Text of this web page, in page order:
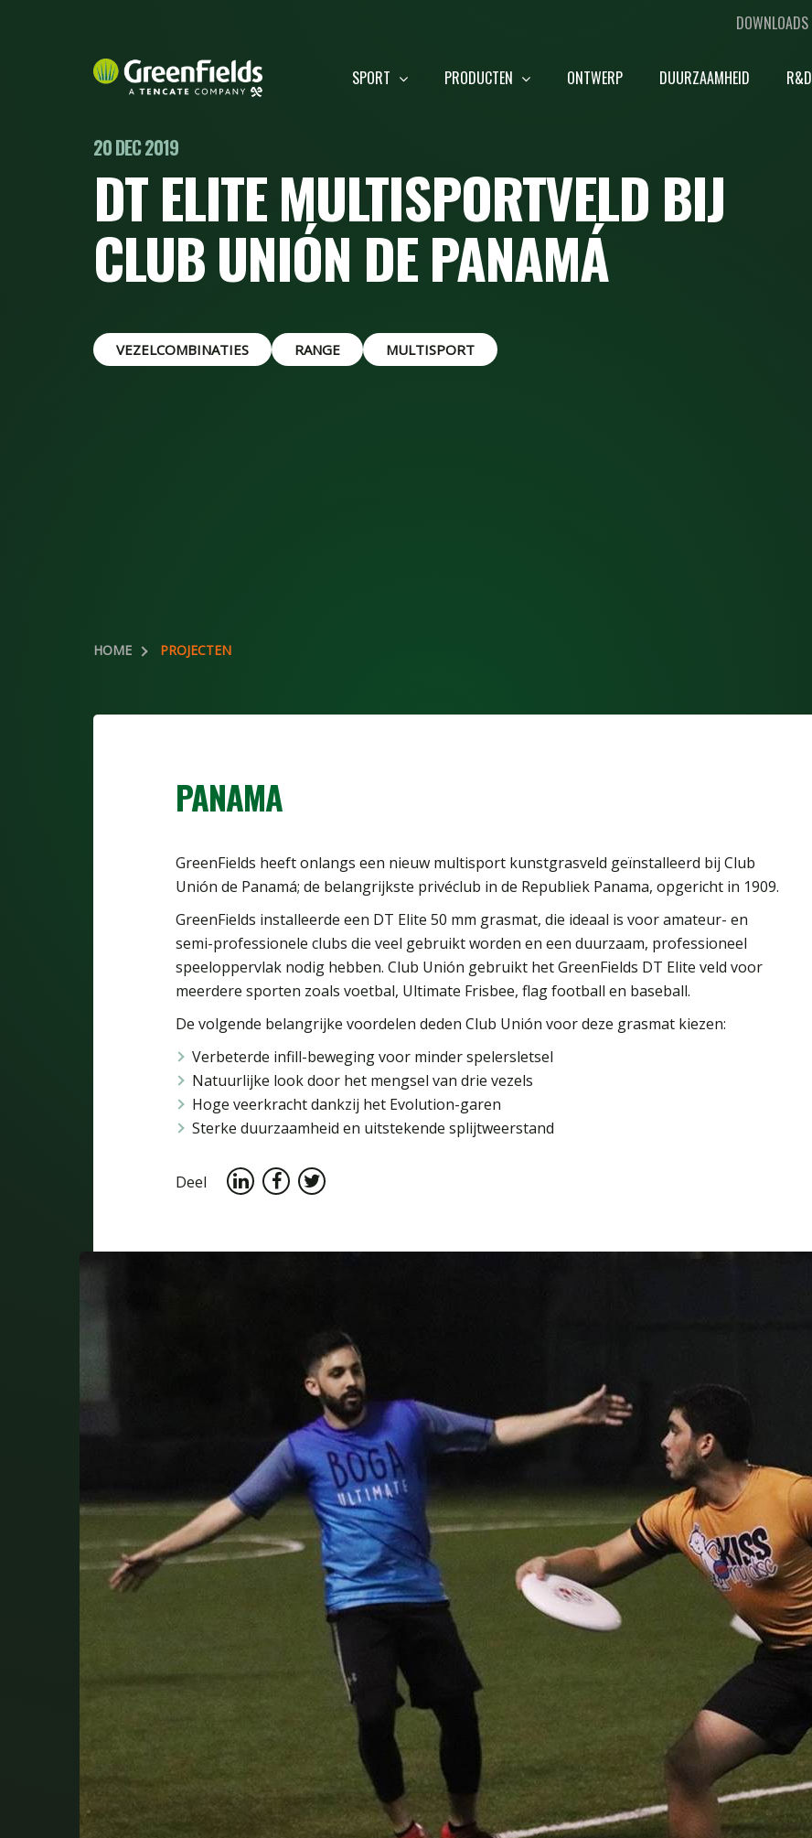
DOWNLOADS
SPORT PRODUCTEN ONTWERP DUURZAAMHEID R&D
20 DEC 2019
DT ELITE MULTISPORTVELD BIJ
CLUB UNIÓN DE PANAMÁ
VEZELCOMBINATIES RANGE MULTISPORT
HOME PROJECTEN
PANAMA
GreenFields heeft onlangs een nieuw multisport kunstgrasveld geïnstalleerd bij Club
Unión de Panamá; de belangrijkste privéclub in de Republiek Panama, opgericht in 1909.
GreenFields installeerde een DT Elite 50 mm grasmat, die ideaal is voor amateur- en
semi-professionele clubs die veel gebruikt worden en een duurzaam, professioneel
speeloppervlak nodig hebben. Club Unión gebruikt het GreenFields DT Elite veld voor
meerdere sporten zoals voetbal, Ultimate Frisbee, flag football en baseball.
De volgende belangrijke voordelen deden Club Unión voor deze grasmat kiezen:
Verbeterde infill-beweging voor minder spelersletsel
Natuurlijke look door het mengsel van drie vezels
Hoge veerkracht dankzij het Evolution-garen
Sterke duurzaamheid en uitstekende splijtweerstand
Deel